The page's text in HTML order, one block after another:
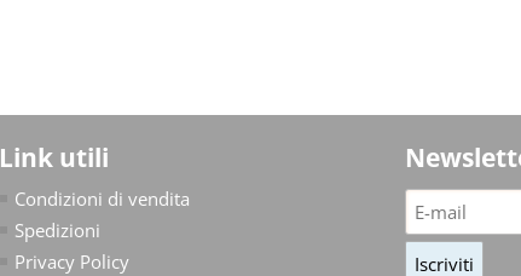
Link utili
Condizioni di vendita
Spedizioni
Privacy Policy